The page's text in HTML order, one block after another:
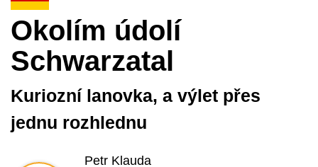
Okolím údolí
Schwarzatal
Kuriozní lanovka, a výlet přes
jednu rozhlednu
Petr Klauda